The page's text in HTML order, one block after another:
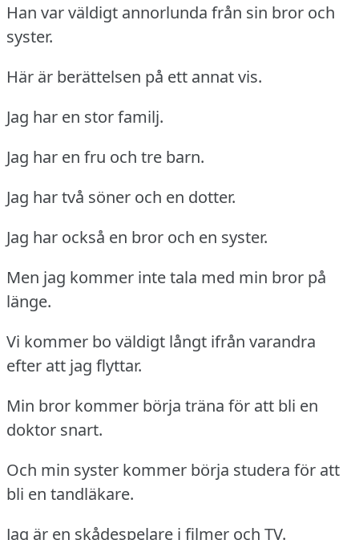
Han var väldigt annorlunda från sin bror och
syster.
Här är berättelsen på ett annat vis.
Jag har en stor familj.
Jag har en fru och tre barn.
Jag har två söner och en dotter.
Jag har också en bror och en syster.
Men jag kommer inte tala med min bror på
länge.
Vi kommer bo väldigt långt ifrån varandra
efter att jag flyttar.
Min bror kommer börja träna för att bli en
doktor snart.
Och min syster kommer börja studera för att
bli en tandläkare.
Jag är en skådespelare i filmer och TV.